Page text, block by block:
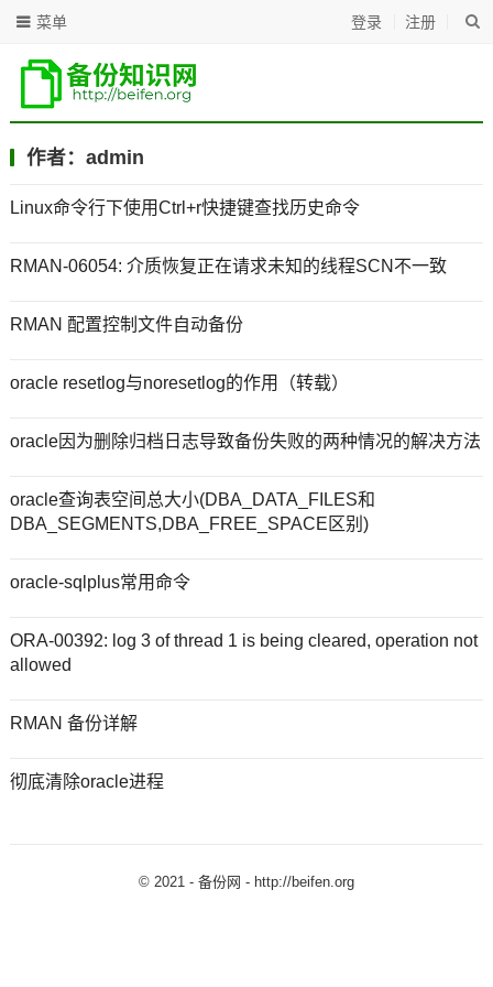
登录 注册
菜单
作者： admin
Linux命令行下使用Ctrl+r快捷键查找历史命令
RMAN-06054: 介质恢复正在请求未知的线程SCN不一致
RMAN 配置控制文件自动备份
oracle resetlog与noresetlog的作用（转载）
oracle因为删除归档日志导致备份失败的两种情况的解决方法
oracle查询表空间总大小(DBA_DATA_FILES和
DBA_SEGMENTS,DBA_FREE_SPACE区别)
oracle-sqlplus常用命令
ORA-00392: log 3 of thread 1 is being cleared, operation not
allowed
RMAN 备份详解
彻底清除oracle进程
© 2021 - 备份网 - http://beifen.org